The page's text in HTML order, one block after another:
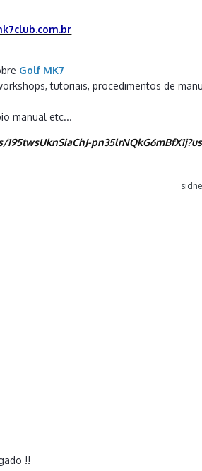
Golf MK7
tutoriais, procedimentos de
manual etc...
!!